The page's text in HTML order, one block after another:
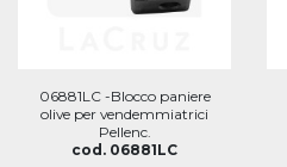
06881LC -Blocco paniere
olive per vendemmiatrici
Pellenc.
cod. 06881LC